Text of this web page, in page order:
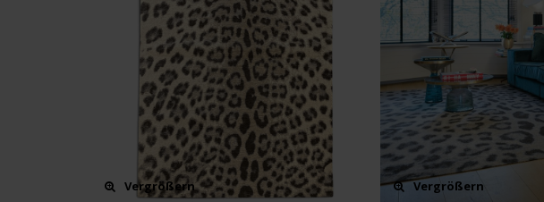
Vergrößern Vergrößern